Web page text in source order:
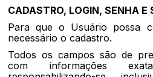
CADASTRO, LOGIN, SENHA E
Para que o Usuário possa
necessário o cadastro.
Todos os campos são de
com informações